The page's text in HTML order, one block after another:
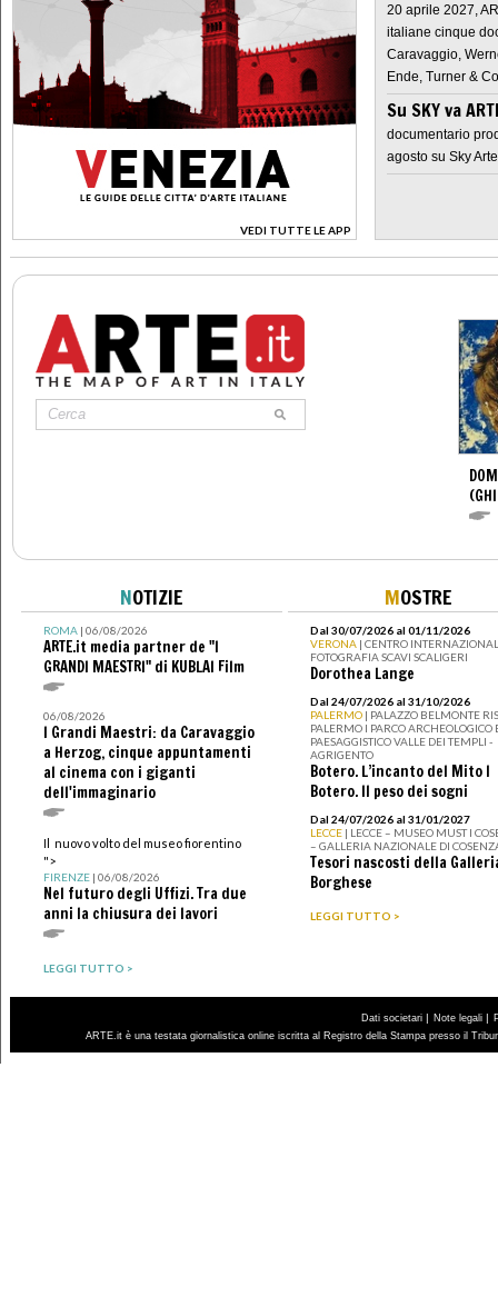
VEDI TUTTE LE APP
>
20 aprile 2027,
italiane cinque
Caravaggio,
Ende, Turner &
Su SKY va
documentario
agosto su Sky Arte
NOTIZIE
ROMA| 06/08/2026
ARTE.it media partner de "I
GRANDI MAESTRI" di KUBLAI Film
06/08/2026
I Grandi Maestri: da Caravaggio
a Herzog, cinque appuntamenti
al cinema con i giganti
dell'immaginario
Il nuovo volto del museo fiorentino
">
FIRENZE| 06/08/2026
Nel futuro degli Uffizi. Tra due
anni la chiusura dei lavori
LEGGI TUTTO >
MOSTRE
Dal 30/07/2026 al 01/11/2026
VERONA | CENTRO
FOTOGRAFIA SCAVI SCALIGERI
Dorothea Lange
Dal 24/07/2026 al 31/10/2026
PALERMO | PALAZZO BELMONTE
PALERMO I PARCO ARCHEOLOGICO
PAESAGGISTICO VALLE DEI TEMPLI -
AGRIGENTO
Botero. L’incanto del Mito I
Botero. Il peso dei sogni
Dal 24/07/2026 al 31/01/2027
LECCE | LECCE – MUSEO MUST I
– GALLERIA NAZIONALE DI
Tesori nascosti della
Borghese
LEGGI TUTTO >
Dati societari | Note legali |
ARTE.it è una testata giornalistica online iscritta al Registro della Stampa presso il